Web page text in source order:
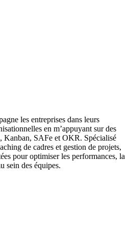
les entreprises dans leurs
en m’appuyant sur des
Kanban, SAFe et OKR. Spécialisé
de cadres et gestion de projets,
pour optimiser les performances, la
sein des équipes.